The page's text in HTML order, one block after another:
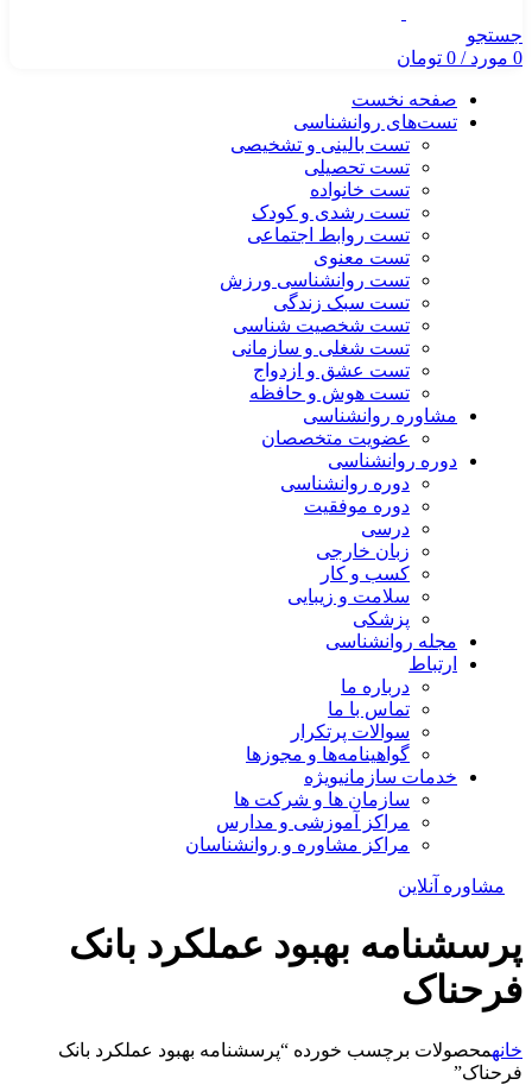
جستجو
0 مورد/
0 تومان
صفحه نخست
تست‌های روانشناسی
تست بالینی و تشخیصی
تست تحصیلی
تست خانواده
تست رشدی و کودک
تست روابط اجتماعی
تست معنوی
تست روانشناسی ورزش
تست سبک زندگی
تست شخصیت شناسی
تست شغلی و سازمانی
تست عشق و ازدواج
تست هوش و حافظه
مشاوره روانشناسی
عضویت متخصصان
دوره روانشناسی
دوره روانشناسی
دوره موفقیت
درسی
زبان خارجی
کسب و کار
سلامت و زیبایی
پزشکی
مجله روانشناسی
ارتباط
درباره ما
تماس با ما
سوالات پرتکرار
گواهینامه‌ها و مجوزها
خدمات سازمانیویژه
سازمان ها و شرکت ها
مراکز آموزشی و مدارس
مراکز مشاوره و روانشناسان
مشاوره آنلاین
پرسشنامه بهبود عملکرد بانک
فرحناک
خانهمحصولات برچسب خورده “پرسشنامه بهبود عملکرد بانک
فرحناک”